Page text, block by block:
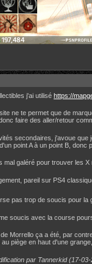
j'ai utilisé https://
ne te permet que de
faire des aller/retour
secondaires, j'avoue que
point A à un point B, donc
mal galéré pour trouver les X
pareil sur PS4
pas trop de soucis pour
soucis avec la course
Morrello ça a été, par
piège en haut d'une
par Tannerkid (17-